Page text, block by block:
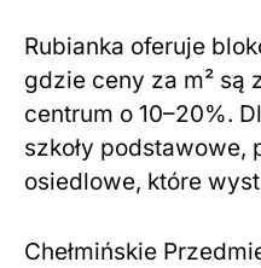
Rubianka oferuje
gdzie ceny za m² są
centrum o 10–20%.
szkoły podstawowe,
osiedlowe, które
Chełmińskie